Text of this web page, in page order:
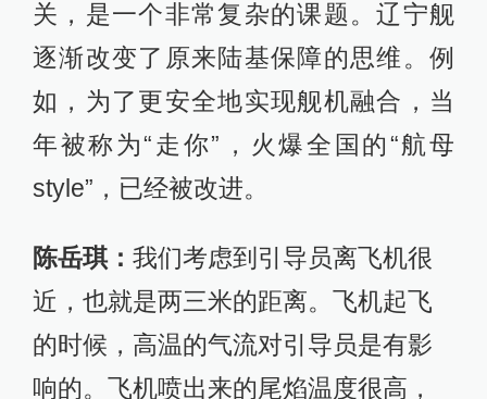
关，是一个非常复杂的课题。辽宁舰
逐渐改变了原来陆基保障的思维。例
如，为了更安全地实现舰机融合，当
年被称为“走你”，火爆全国的“航母
style”，已经被改进。
陈岳琪： 我们考虑到引导员离飞机很
近，也就是两三米的距离。飞机起飞
的时候，高温的气流对引导员是有影
响的。飞机喷出来的尾焰温度很高，